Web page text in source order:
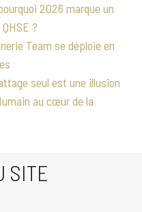
2026 marque un
?
Team se déploie en
seul est une illusion
au cœur de la
SITE